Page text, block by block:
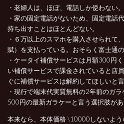
・老婦人は、ほぼ、電話しか使わない。
・家の固定電話がないため、固定電話
持ち出すことはほとんどない。
・６万以上のスマホを購入させられて
賦）を支払っている。おそらく富士通
・ケータイ補償サービスは月額300円
い補償サービスで課金されていると店
ぐに補償サービスは解約してほしいと言
・現行で端末代実質無料の2年前のガ
500円の最新ガラケーと言う選択肢があ
本来なら、本体価格 \10000しないよ